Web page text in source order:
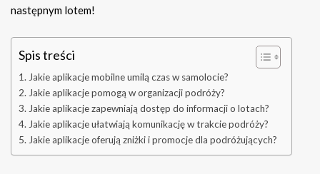
następnym lotem!
Spis treści
Jakie aplikacje mobilne umilą czas w samolocie?
Jakie aplikacje pomogą w organizacji podróży?
Jakie aplikacje zapewniają dostęp do informacji o lotach?
Jakie aplikacje ułatwiają komunikację w trakcie podróży?
Jakie aplikacje oferują zniżki i promocje dla podróżujących?